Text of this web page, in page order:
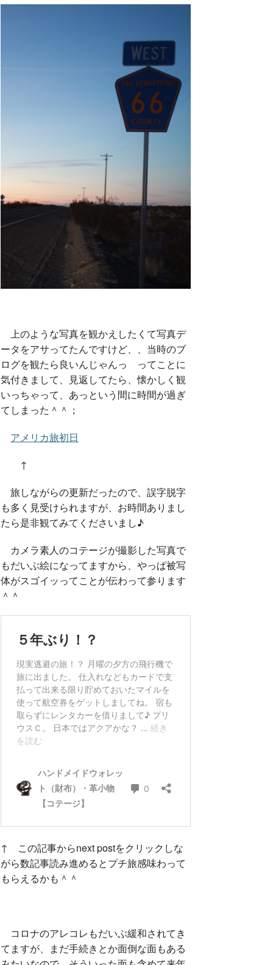
上のような写真を観かえしたくて写真デ
ータをアサってたんですけど、、当時のブ
ログを観たら良いんじゃんっ ってことに
気付きまして、見返してたら、懐かしく観
いっちゃって、あっという間に時間が過ぎ
てしまった＾＾；
アメリカ旅初日
↑
旅しながらの更新だったので、誤字脱字
も多く見受けられますが、お時間ありまし
たら是非観てみてくださいまし♪
カメラ素人のコテージが撮影した写真で
もだいぶ絵になってますから、やっぱ被写
体がスゴイッってことが伝わって参ります
＾＾
↑ この記事からnext postをクリックしな
がら数記事読み進めるとプチ旅感味わって
もらえるかも＾＾
コロナのアレコレもだいぶ緩和されてき
てますが、まだ手続きとか面倒な面もある